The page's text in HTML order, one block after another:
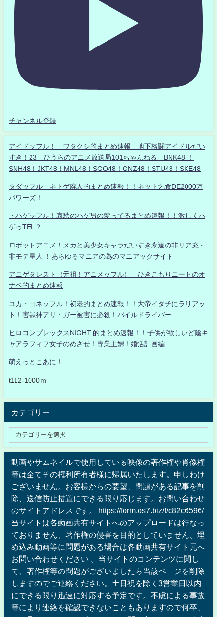
チャンネル登録
アイドッフル！ ワタクシ的まとめ速報 地下格闘アイドルだい
すき！23 ひうらのアニメ放送局101ちゃんねる BNK48 ！
SNH48！JKT48！MNL48！SGO48！GNZ48！STU48！SKE48
タダッフル！ネトゲ廃人的まとめ速報！！ネット乞食DE2000万
パワーズ！
・ハゲッフル！哀愁のハゲ男の髪ってるまとめ速報！！激しくハ
ゲっTEL？
ロボットアニメ！メカと美少女キャラだいすき永遠の非リア充・
非モテ星人 ！あらゆるマニアの為のマニアックサイト
アニゲタレスト（元祖！アニメッフル） ひきこもりニートのオ
ナベ的まとめ速報
ユカ・ヨネッフル！初老的まとめ速報！！大帝イタチにラリアッ
ト！害獣神アリ・ガー被害に必殺！パイルドライバー
ヒロコンプレックスNIGHT 的まとめ速報！！子供が欲しいど陰キ
ャアラフィフ女子のめざせ！専業主婦！婚活計画編
萌えっとこあに！
t112-1000ｍ
カテゴリー
動画やサムネイルで使用している映像の著作権や肖像権
等は全てその権利所有者様に帰属いたします。申しわけ
ございません。お客様からの要望、問題がある記事を削
除、送信防止措置にできる限り応じます。お問い合わせ
のサイトアドレスです。 https://form.os7.biz/f/c82c6596/
当サイトは各動画共有サイトへのアップロードは行なっ
ておりません、著作権の侵害を目的としていません、埋
め込み動画等に問題がある場合は各動画共有サイト元へ
お問い合わせください 。当サイトのコンテンツに関し
て、著作権等の問題がございましたら当該ページを削除
しますのでご連絡ください。土日祝を除く3営業日以内
にできる限り迅速に対応する予定です。不慮による事故
等により連絡を確認できないこともありますので何卒、